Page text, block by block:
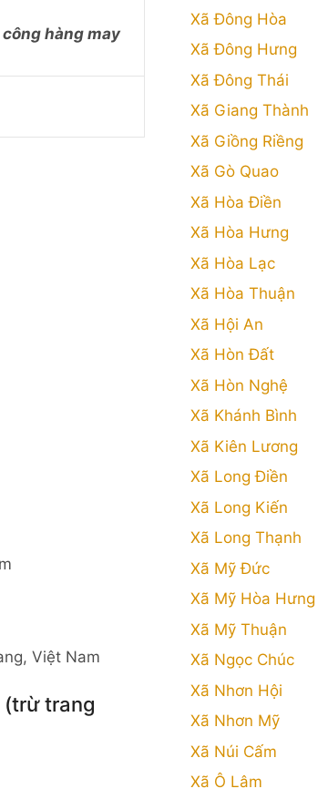
hàng may
Việt Nam
trang
Xã Đông Hòa
Xã Đông Hưng
Xã Đông Thái
Xã Giang Thành
Xã Giồng Riềng
Xã Gò Quao
Xã Hòa Điền
Xã Hòa Hưng
Xã Hòa Lạc
Xã Hòa Thuận
Xã Hội An
Xã Hòn Đất
Xã Hòn Nghệ
Xã Khánh Bình
Xã Kiên Lương
Xã Long Điền
Xã Long Kiến
Xã Long Thạnh
Xã Mỹ Đức
Xã Mỹ Hòa Hưng
Xã Mỹ Thuận
Xã Ngọc Chúc
Xã Nhơn Hội
Xã Nhơn Mỹ
Xã Núi Cấm
Xã Ô Lâm